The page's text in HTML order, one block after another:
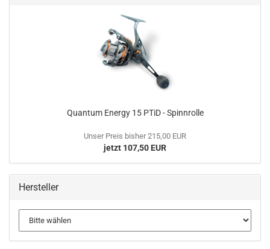
Quantum Energy 15 PTiD - Spinnrolle
Unser Preis bisher 215,00 EUR
jetzt 107,50 EUR
Hersteller